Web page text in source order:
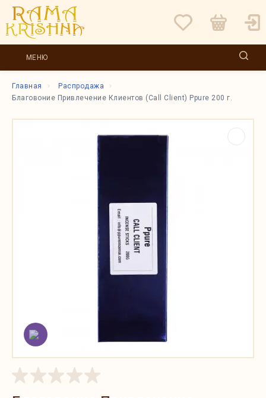
МЕНЮ
Главная
Распродажа
Благовоние Привлечение Клиентов (Call Client) Ppure 200 г.